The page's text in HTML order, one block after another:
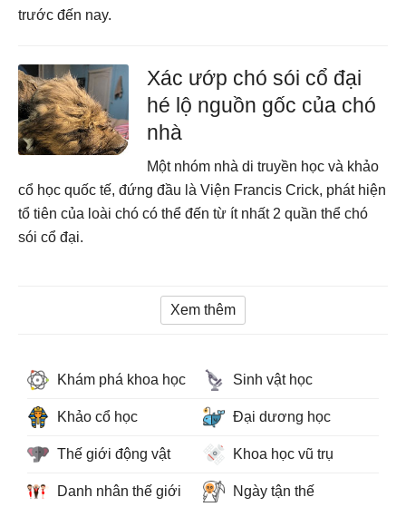
trước đến nay.
Xác ướp chó sói cổ đại
hé lộ nguồn gốc của chó
nhà
Một nhóm nhà di truyền học và khảo
cổ học quốc tế, đứng đầu là Viện Francis Crick, phát hiện
tổ tiên của loài chó có thể đến từ ít nhất 2 quần thể chó
sói cổ đại.
Xem thêm
Khám phá khoa học Sinh vật học
Khảo cổ học Đại dương học
Thế giới động vật Khoa học vũ trụ
Danh nhân thế giới Ngày tận thế